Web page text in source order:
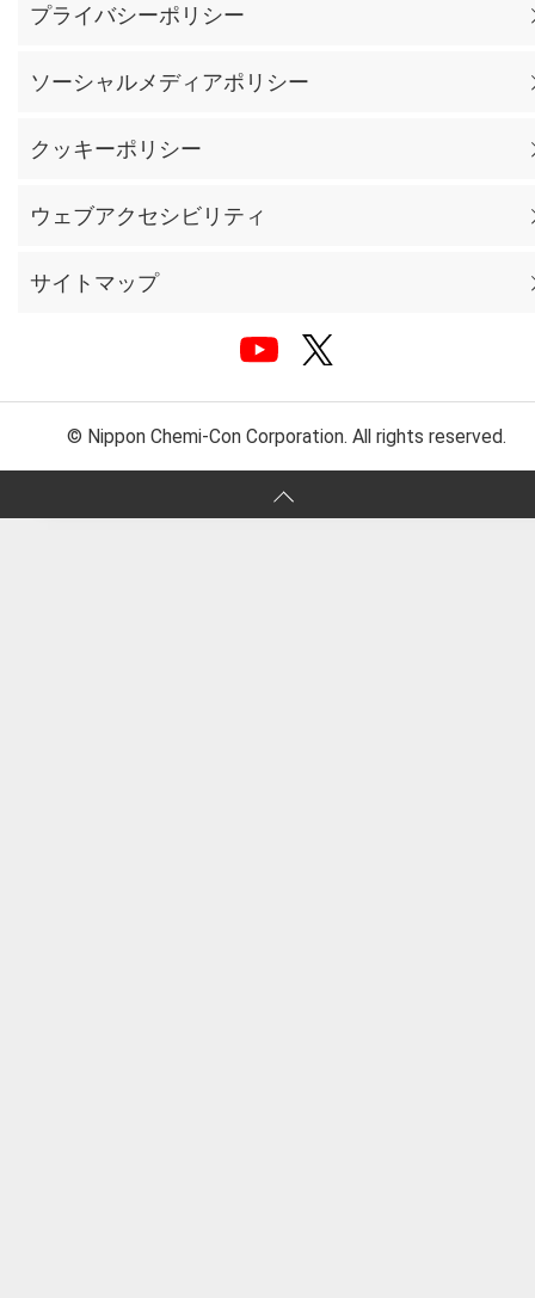
プライバシーポリシー
ソーシャルメディアポリシー
クッキーポリシー
ウェブアクセシビリティ
サイトマップ
© Nippon Chemi-Con Corporation. All rights reserved.